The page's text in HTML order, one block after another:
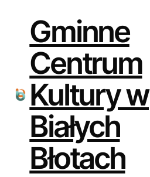
Gminne
Centrum
Kultury w
Białych
Błotach